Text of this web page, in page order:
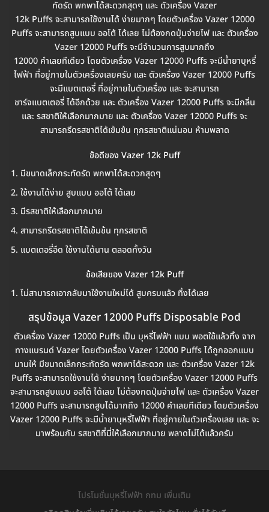
ทัดรัด พกพาได้สะดวกสุดๆ และ ตัวเครื่อง Vazer
12k Puffs จะสามารถใช้งานได้ ง่ายมากๆ โดยตัวเครื่อง Vazer 12000
Puffs จะสามารถสูบแบบ ออโต้ ได้เลย ไม่ต้องกดปุ่มจ่ายไฟ และ ตัวเครื่อง
Vazer 12000 Puffs จะมีจำนวนการสูบมากถึง
12000 คำเลยทีเดียว โดยตัวเครื่อง Vazer 12000 Puffs จะมีน้ำยาบุหรี่
ไฟฟ้า ที่อยู่ภายในตัวเครื่องเลยครับ และ ตัวเครื่อง Vazer 12000 Puffs
จะมีแบตเตอรี่ ที่อยู่ภายในตัวเครื่อง และ จะสามารถ
ชาร์จแบตเตอรี่ ได้อีกด้วย และ ตัวเครื่อง Vazer 12000 Puffs จะมีกลิ่น
และ รสชาติให้เลือกมากมาย และ ตัวเครื่อง Vazer 12000 Puffs จะ
สามารถรีดรสชาติได้เข้มข้น ทุกรสชาติแน่นอน ห้ามพลาด
ข้อดีของ Vazer 12k Puff
มีขนาดเล็กกระทัดรัด พกพาได้สะดวกสุดๆ
ใช้งานได้ง่าย สูบแบบ ออโต้ ได้เลย
มีรสชาติให้เลือกมากมาย
สามารถรีดรสชาติได้เข้มข้น ทุกรสชาติ
แบตเตอรี่อึด ใช้งานได้นาน ตลอดทั้งวัน
ข้อเสียของ Vazer 12k Puff
ไม่สามารถเอากลับมาใช้งานใหม่ได้ สูบครบแล้ว ทิ้งได้เลย
สรุปข้อมูล Vazer 12000 Puffs Disposable Pod
ตัวเครื่อง Vazer 12000 Puffs เป็น บุหรี่ไฟฟ้า แบบ พอตใช้แล้วทิ้ง จาก
ทางแบรนด์ Vazer โดยตัวเครื่อง Vazer 12000 Puffs ได้ถูกออกแบบ
มามให้ มีขนาดเล็กกระทัดรัด พกพาได้สะดวก และ ตัวเครื่อง Vazer 12k
Puffs จะสามารถใช้งานได้ ง่ายมากๆ โดยตัวเครื่อง Vazer 12000 Puffs
จะสามารถสูบแบบ ออโต้ ได้เลย ไม่ต้องกดปุ่มจ่ายไฟ และ ตัวเครื่อง Vazer
12000 Puffs จะสามารถสูบได้มากถึง 12000 คำเลยทีเดียว โดยตัวเครื่อง
Vazer 12000 Puffs จะมีน้ำยาบุหรี่ไฟฟ้า ที่อยู่ภายในตัวเครื่องเลย และ จะ
มาพร้อมกับ รสชาติที่มี่ให้เลือกมากมาย พลาดไม่ได้แล้วครับ
โปรโมชั่นบุหรี่ไฟฟ้า กทม เพิ่มเติม